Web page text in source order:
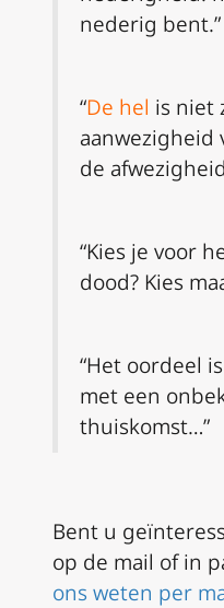
nederig bent.”
“De hel is niet
aanwezigheid
de
“Kies je voor
dood? Kies
“Het oordeel
met een
thuiskomst…”
Bent u
op de mail of in
ons weten per